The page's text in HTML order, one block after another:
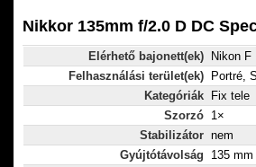
Nikkor 135mm f/2.0 D DC
Elérhető bajonett(ek)
Nikon F
Felhasználási terület(ek)
Portré,
Kategóriák
Fix tele
Szorzó 1×
Stabilizátor nem
Gyújtótávolság
135